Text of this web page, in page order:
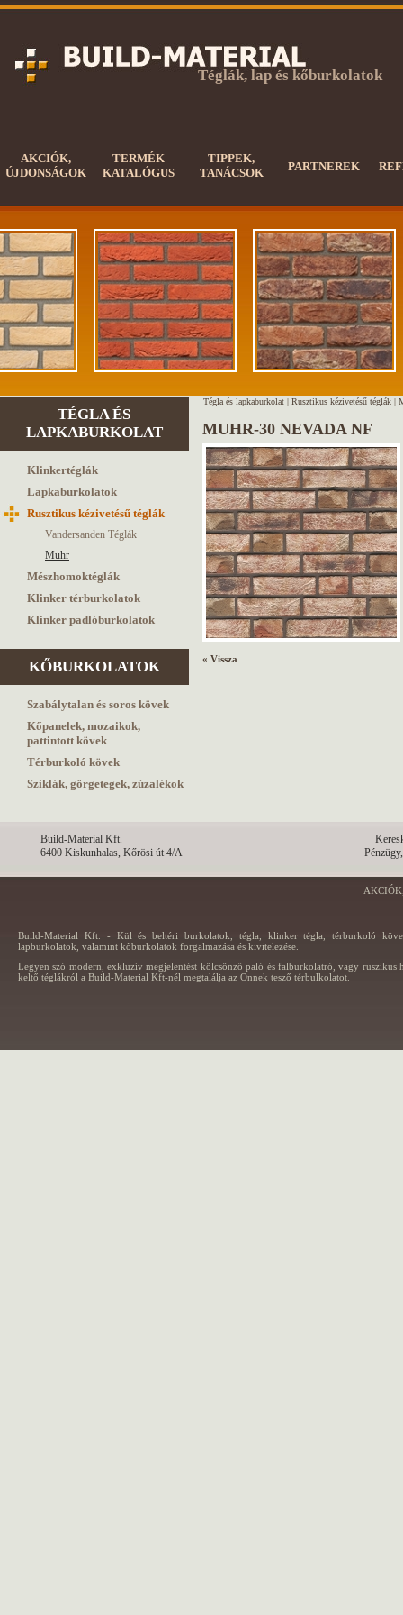
Téglák, lap és kőburkolatok
AKCIÓK,
ÚJDONSÁGOK
TERMÉK
KATALÓGUS
TIPPEK,
TANÁCSOK
PARTNEREK
TÉGLA ÉS
LAPKABURKOLAT
Klinkertéglák
Lapkaburkolatok
Rusztikus kézivetésű téglák
Vandersanden Téglák
Muhr
Mészhomoktéglák
Klinker térburkolatok
Klinker padlóburkolatok
KŐBURKOLATOK
Szabálytalan és soros kövek
Kőpanelek, mozaikok,
pattintott kövek
Térburkoló kövek
Sziklák, görgetegek, zúzalékok
Tégla és lapkaburkolat | Rusztikus kézivetésű téglák |
MUHR-30 NEVADA NF
« Vissza
Build-Material Kft.
6400 Kiskunhalas, Kőrösi út 4/A
Build-Material Kft. - Kül és beltéri burkolatok, tégla, klinker tégla, térburkoló
lapburkolatok, valamint kőburkolatok forgalmazása és kivitelezése.
Legyen szó modern, exkluzív megjelentést kölcsönző paló és falburkolatró, vagy ruszikus
keltő téglákról a Build-Material Kft-nél megtalálja az Önnek tesző térbulkolatot.